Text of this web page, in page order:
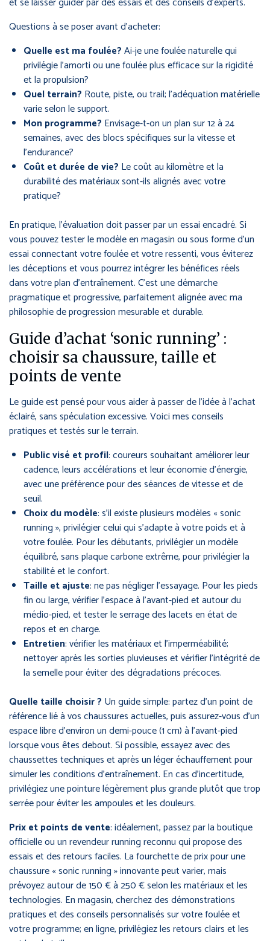
Questions à se poser avant d’acheter:
Quelle est ma foulée?Ai-je une foulée naturelle qui
privilégie l’amorti ou une foulée plus efficace sur la rigidité
et la propulsion?
Quel terrain? Route, piste, ou trail; l’adéquation matérielle
varie selon le support.
Mon programme? Envisage-t-on un plan sur 12 à 24
semaines, avec des blocs spécifiques sur la vitesse et
l’endurance?
Coût et durée de vie? Le coût au kilomètre et la
durabilité des matériaux sont-ils alignés avec votre
pratique?
En pratique, l’évaluation doit passer par un essai encadré. Si
vous pouvez tester le modèle en magasin ou sous forme d’un
essai connectant votre foulée et votre ressenti, vous éviterez
les déceptions et vous pourrez intégrer les bénéfices réels
dans votre plan d’entraînement. C’est une démarche
pragmatique et progressive, parfaitement alignée avec ma
philosophie de progression mesurable et durable.
Guide d’achat ‘sonic running’ :
choisir sa chaussure, taille et
points de vente
Le guide est pensé pour vous aider à passer de l’idée à l’achat
éclairé, sans spéculation excessive. Voici mes conseils
pratiques et testés sur le terrain.
Public visé et profil: coureurs souhaitant améliorer leur
cadence, leurs accélérations et leur économie d’énergie,
avec une préférence pour des séances de vitesse et de
seuil.
Choix du modèle: s’il existe plusieurs modèles « sonic
running », privilégier celui qui s’adapte à votre poids et à
votre foulée. Pour les débutants, privilégier un modèle
équilibré, sans plaque carbone extrême, pour privilégier la
stabilité et le confort.
Taille et ajuste: ne pas négliger l’essayage. Pour les pieds
fin ou large, vérifier l’espace à l’avant-pied et autour du
médio-pied, et tester le serrage des lacets en état de
repos et en charge.
Entretien: vérifier les matériaux et l’imperméabilité;
nettoyer après les sorties pluvieuses et vérifier l’intégrité de
la semelle pour éviter des dégradations précoces.
Quelle taille choisir ? Un guide simple: partez d’un point de
référence lié à vos chaussures actuelles, puis assurez-vous d’un
espace libre d’environ un demi-pouce (1 cm) à l’avant-pied
lorsque vous êtes debout. Si possible, essayez avec des
chaussettes techniques et après un léger échauffement pour
simuler les conditions d’entraînement. En cas d’incertitude,
privilégiez une pointure légèrement plus grande plutôt que trop
serrée pour éviter les ampoules et les douleurs.
Prix et points de vente: idéalement, passez par la boutique
officielle ou un revendeur running reconnu qui propose des
essais et des retours faciles. La fourchette de prix pour une
chaussure « sonic running » innovante peut varier, mais
prévoyez autour de 150 € à 250 € selon les matériaux et les
technologies. En magasin, cherchez des démonstrations
pratiques et des conseils personnalisés sur votre foulée et
votre programme; en ligne, privilégiez les retours clairs et les